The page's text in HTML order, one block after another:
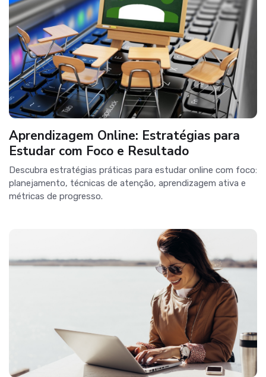
Aprendizagem Online: Estratégias para
Estudar com Foco e Resultado
Descubra estratégias práticas para estudar online com foco:
planejamento, técnicas de atenção, aprendizagem ativa e
métricas de progresso.